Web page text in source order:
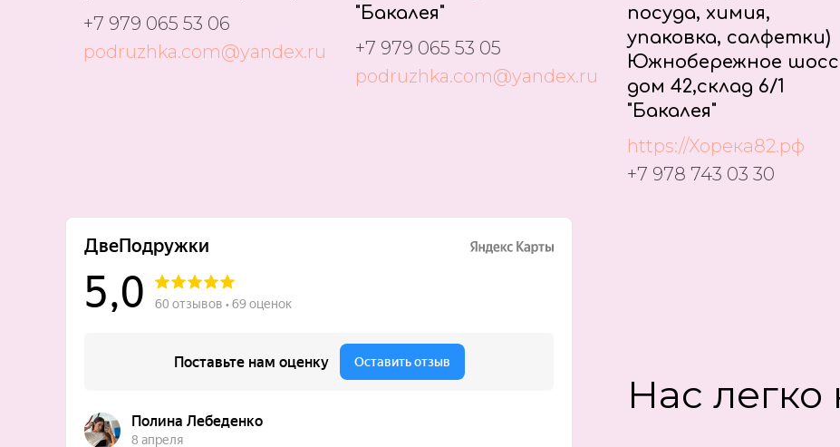
+7 979 065 53 06
podruzhka.com@yandex.ru
"Бакалея"
+7 979 065 53 05
podruzhka.com@yandex.ru
посуда, химия,
упаковка, салфетки)
Южнобережное
дом 42,склад 6/1
"Бакалея"
https://Хорека82.рф
+7 978 743 03 30
Нас легко